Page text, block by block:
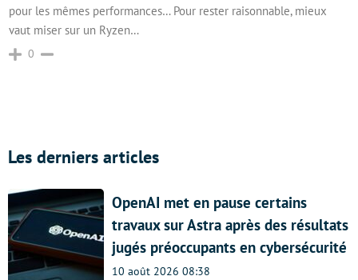
pour les mêmes performances… Pour rester raisonnable, mieux
vaut miser sur un Ryzen…
0
Les derniers articles
OpenAI met en pause certains
travaux sur Astra après des résultats
jugés préoccupants en cybersécurité
10 août 2026 08:38